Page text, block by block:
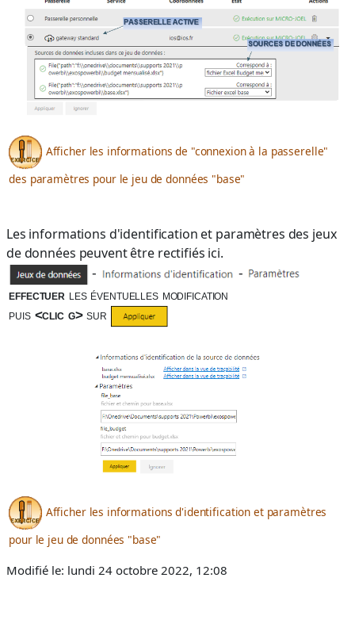
Afficher les informations de "connexion à la passerelle"
des paramètres pour le jeu de données "base"
Les informations d'identification et paramètres des jeux
de données peuvent être rectifiés ici.
-
-
effectuer les éventuelles modification
puis <clic g>sur
Afficher les informations d'identification et paramètres
pour le jeu de données "base"
Modifié le: lundi 24 octobre 2022, 12:08